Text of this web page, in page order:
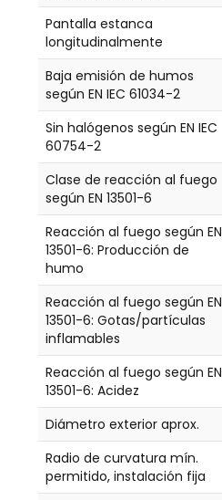
Pantalla estanca
longitudinalmente
Baja emisión de humos
según EN IEC 61034-2
Sin halógenos según EN IEC
60754-2
Clase de reacción al fuego
según EN 13501-6
Reacción al fuego según EN
13501-6: Producción de
humo
Reacción al fuego según EN
13501-6: Gotas/partículas
inflamables
Reacción al fuego según EN
13501-6: Acidez
Diámetro exterior aprox.
Radio de curvatura mín.
permitido, instalación fija